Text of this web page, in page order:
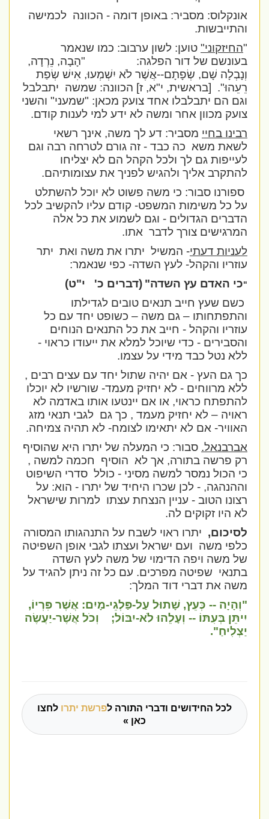
אונקלוס: מסביר: באופן דומה - הכוונה לכמישה
והתייבשות.
החיזקוני"טוען: לשון ערבוב: כמו שנאמר
בעונשם של דור הפלגה:
"הָבָה, נֵרְדָה,
וְנָבְלָה שָׁם, שְׂפָתָם--אֲשֶׁר לֹא יִשְׁמְעוּ, אִישׁ שְׂפַת
רֵעֵהוּ". [בראשית, י"א, ז] הכוונה: שמשה יתבלבל
וגם הם יתבלבלו אחד צועק מכאן: "שמעני" והשני
צועק מכוון אחר ומשה לא ידע למי לענות קודם.
רבינו בחיימסביר: דע לך משה, אינך רשאי
לשאת משא כה כבד - זה גורם לטרחה רבה וגם
לעייפות גם לך ולכל הקהל הם לא יצליחו
להתקרב אליך ולהגיש לפניך את עצומותיהם.
ספורנו סבור: כי משה פשוט לא יוכל להשתלט
על כל משימות המשפט- קודם עליו להקשיב לכל
הדברים הגדולים - וגם לשמוע את כל אלה
המרגישים צורך לדבר אתו.
לעניות דעתי- המשיל יתרו את משה ואת יתר
עוזריו והקהל- לעץ השדה- כפי שנאמר:
כי האדם עץ השדה"(דברים כ'
י"ט)
כשם שעץ חייב תנאים טובים לגדילתו
והתפתחותו – גם משה – כשופט יחד עם כל
עוזריו והקהל - חייב את כל התנאים הנוחים
והסבירים - כדי שיוכל למלא את ייעודו כראוי -
ללא נטל כבד מידי על עצמו.
כך גם העץ - אם יהיה שתול יחד עם עצים רבים ,
ללא מרווחים - לא יחזיק מעמד- שורשיו לא יוכלו
להתפתח כראוי, או אם יינטעו אותו באדמה לא
ראויה – לא יחזיק מעמד , כך גם לגבי תנאי מזג
האוויר- אם לא יתאימו לצומח- לא תהיה צמיחה.
אברבנאל.סבור: כי המעלה של יתרו היא שהוסיף
רק פרשה בתורה, אך לא הוסיף חכמה למשה ,
כי הכול נמסר למשה מסיני - כולל סדרי השיפוט
וההנהגה, - לכן שכרו היחיד של יתרו - הוא: על
רצונו הטוב - עניין הנצחת עצתו למרות שישראל
לא היו זקוקים לה.
לסיכום, יתרו ראוי לשבח על התנהגותו המסורה
כלפי משה ועם ישראל ועצתו לגבי אופן השפיטה
של משה ויפה הדימוי של משה לעץ השדה
בתנאי שפיטה מפרכים. עם כל זה ניתן להגיד על
משה את דברי דוד המלך:
"וְהָיָה -- כְּעֵץ, שָׁתוּל עַל-פַּלְגֵי-מָיִם: אֲשֶׁר פִּרְיוֹ,
יִיתֵּן בְּעִתּוֹ -- וְעָלֵהוּ לֹא-יִבּוֹל;
וְכֹל אֲשֶׁר-יַעֲשֶׂה
יַצְלִיחַ".
לכל החידושים ודברי התורה לפרשת יתרולחצו
כאן »